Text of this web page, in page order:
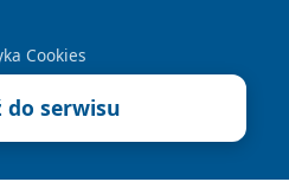
Cookies
do serwisu